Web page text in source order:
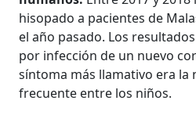
hisopado a pacientes de
el año pasado. Los
por infección de un nuevo
síntoma más llamativo era la
frecuente entre los niños.